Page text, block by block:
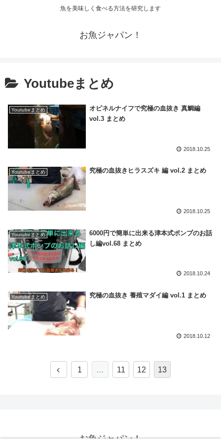
魚を美味しく食べる方法を研究します
お魚ジャパン！
Youtubeまとめ
Youtubeまとめ
オピネルナイフで究極の血抜き 真鯛編
vol.3 まとめ
2018.10.25
Youtubeまとめ 究極の血抜きヒラスズキ 編 vol.2 まとめ
2018.10.25
Youtubeまとめ
6000円で簡単に出来る津本式ポンプのお話
し編vol.68 まとめ
2018.10.24
Youtubeまとめ 究極の血抜き 養殖マダイ編 vol.1 まとめ
2018.10.12
1 … 11 12 13
お魚ジャパン！